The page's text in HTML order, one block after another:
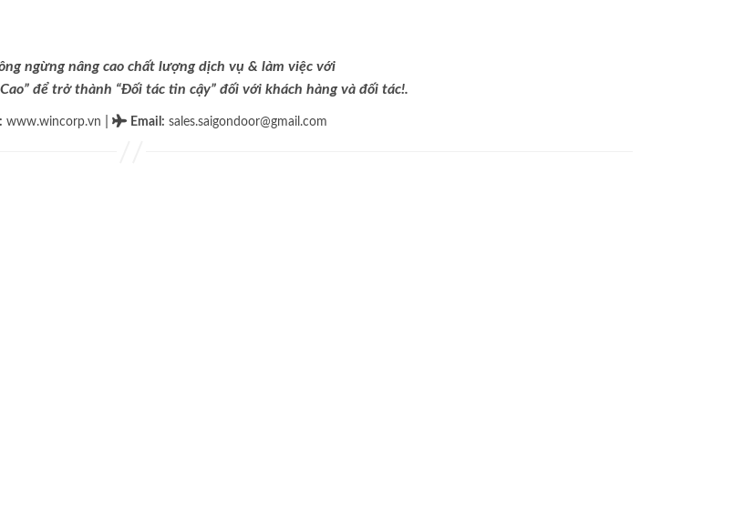
ngừng nâng cao chất lượng dịch vụ & làm việc với
để trở thành “Đối tác tin cậy” đối với khách hàng và đối tác!.
www.wincorp.vn Email : sales.saigondoor@gmail.com